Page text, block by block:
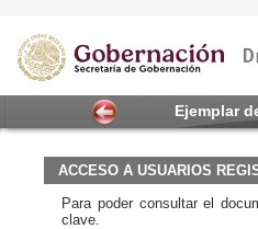
Ejemplar
ACCESO A USUARIOS
Para poder consultar el
clave.